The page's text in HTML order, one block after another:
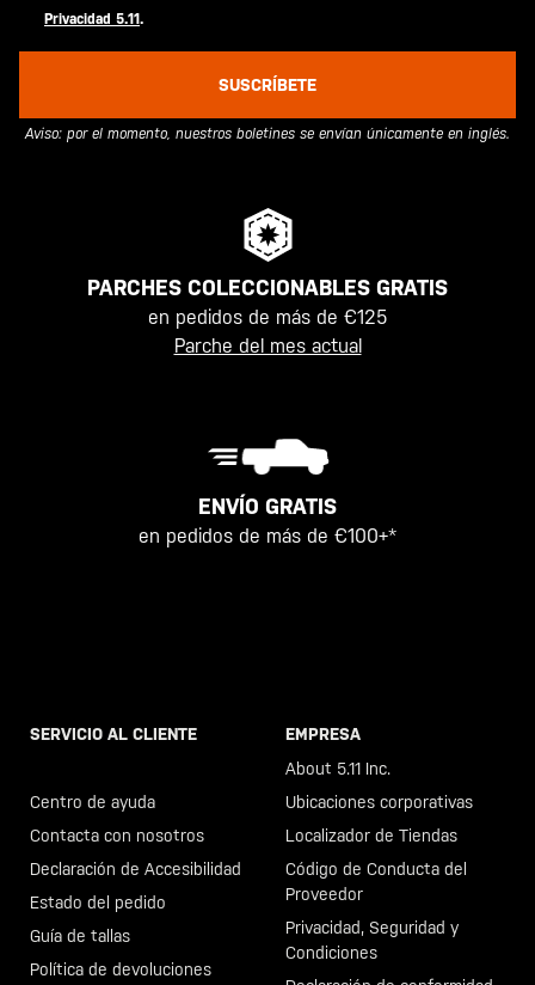
Privacidad 5.11.
SUSCRÍBETE
Aviso: por el momento, nuestros boletines se envían únicamente en inglés.
PARCHES COLECCIONABLES GRATIS
en pedidos de más de €125
Parche del mes actual
ENVÍO GRATIS
en pedidos de más de €100+*
SERVICIO AL CLIENTE
Centro de ayuda
Contacta con nosotros
Declaración de Accesibilidad
Estado del pedido
Guía de tallas
Política de devoluciones
EMPRESA
About 5.11 Inc.
Ubicaciones corporativas
Localizador de Tiendas
Código de Conducta del
Proveedor
Privacidad, Seguridad y
Condiciones